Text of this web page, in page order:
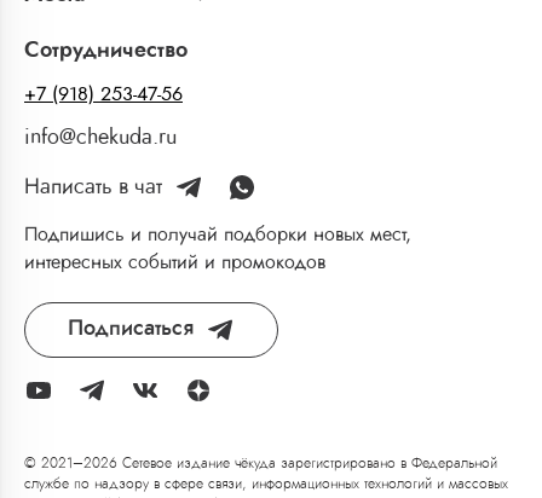
Сотрудничество
+7 (918) 253-47-56
info@chekuda.ru
Написать в чат
Подпишись и получай подборки новых мест,
интересных событий и промокодов
Подписаться
© 2021–2026 Сетевое издание чёкуда зарегистрировано в Федеральной
службе по надзору в сфере связи, информационных технологий и массовых